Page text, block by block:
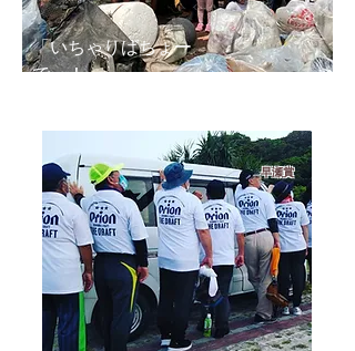
「いちゃりばちょー
でー！」
早瀬賞​